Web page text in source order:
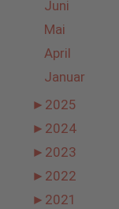
Juni
Mai
April
Januar
► 2025
► 2024
► 2023
► 2022
► 2021